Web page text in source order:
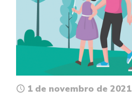
1 de novembro de 2021